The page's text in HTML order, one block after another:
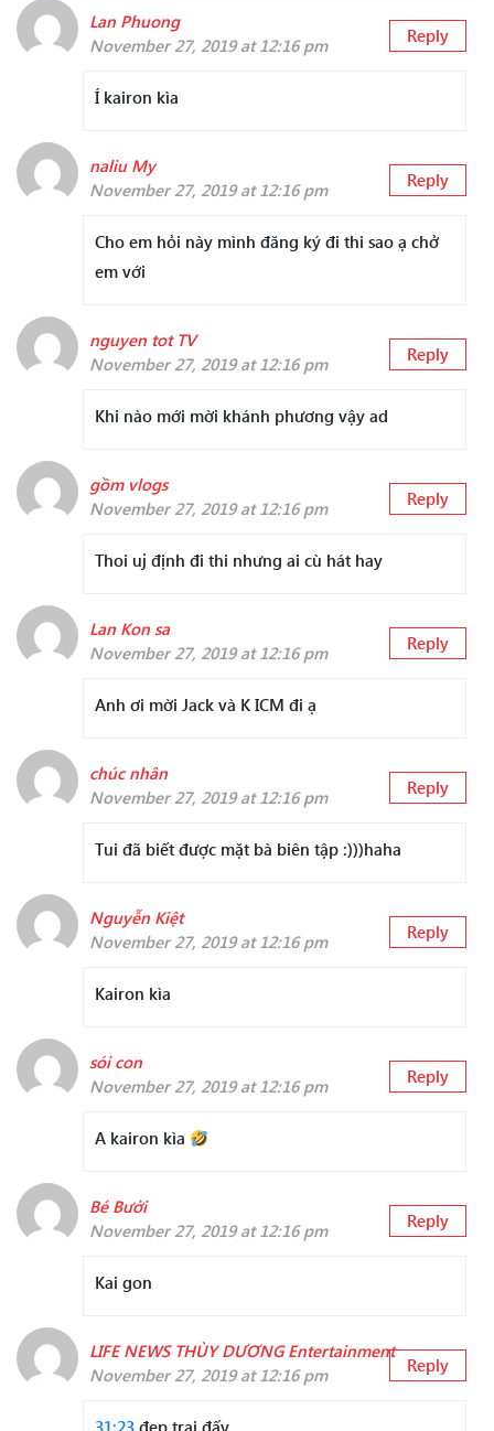
Lan Phuong
November 27, 2019 at 12:16 pm
Reply
Í kairon kìa
naliu My
November 27, 2019 at 12:16 pm
Reply
Cho em hỏi này mình đăng ký đi thi sao ạ chở
em với
nguyen tot TV
November 27, 2019 at 12:16 pm
Reply
Khi nào mới mời khánh phương vậy ad
gồm vlogs
November 27, 2019 at 12:16 pm
Reply
Thoi uj định đi thi nhưng ai cù hát hay
Lan Kon sa
November 27, 2019 at 12:16 pm
Reply
Anh ơi mời Jack và K ICM đi ạ
chúc nhân
November 27, 2019 at 12:16 pm
Reply
Tui đã biết được mặt bà biên tập :)))haha
Nguyễn Kiệt
November 27, 2019 at 12:16 pm
Reply
Kairon kìa
sói con
November 27, 2019 at 12:16 pm
Reply
A kairon kìa
Bé Bưởi
November 27, 2019 at 12:16 pm
Reply
Kai gon
LIFE NEWS THÙY DƯƠNG Entertainment
November 27, 2019 at 12:16 pm
Reply